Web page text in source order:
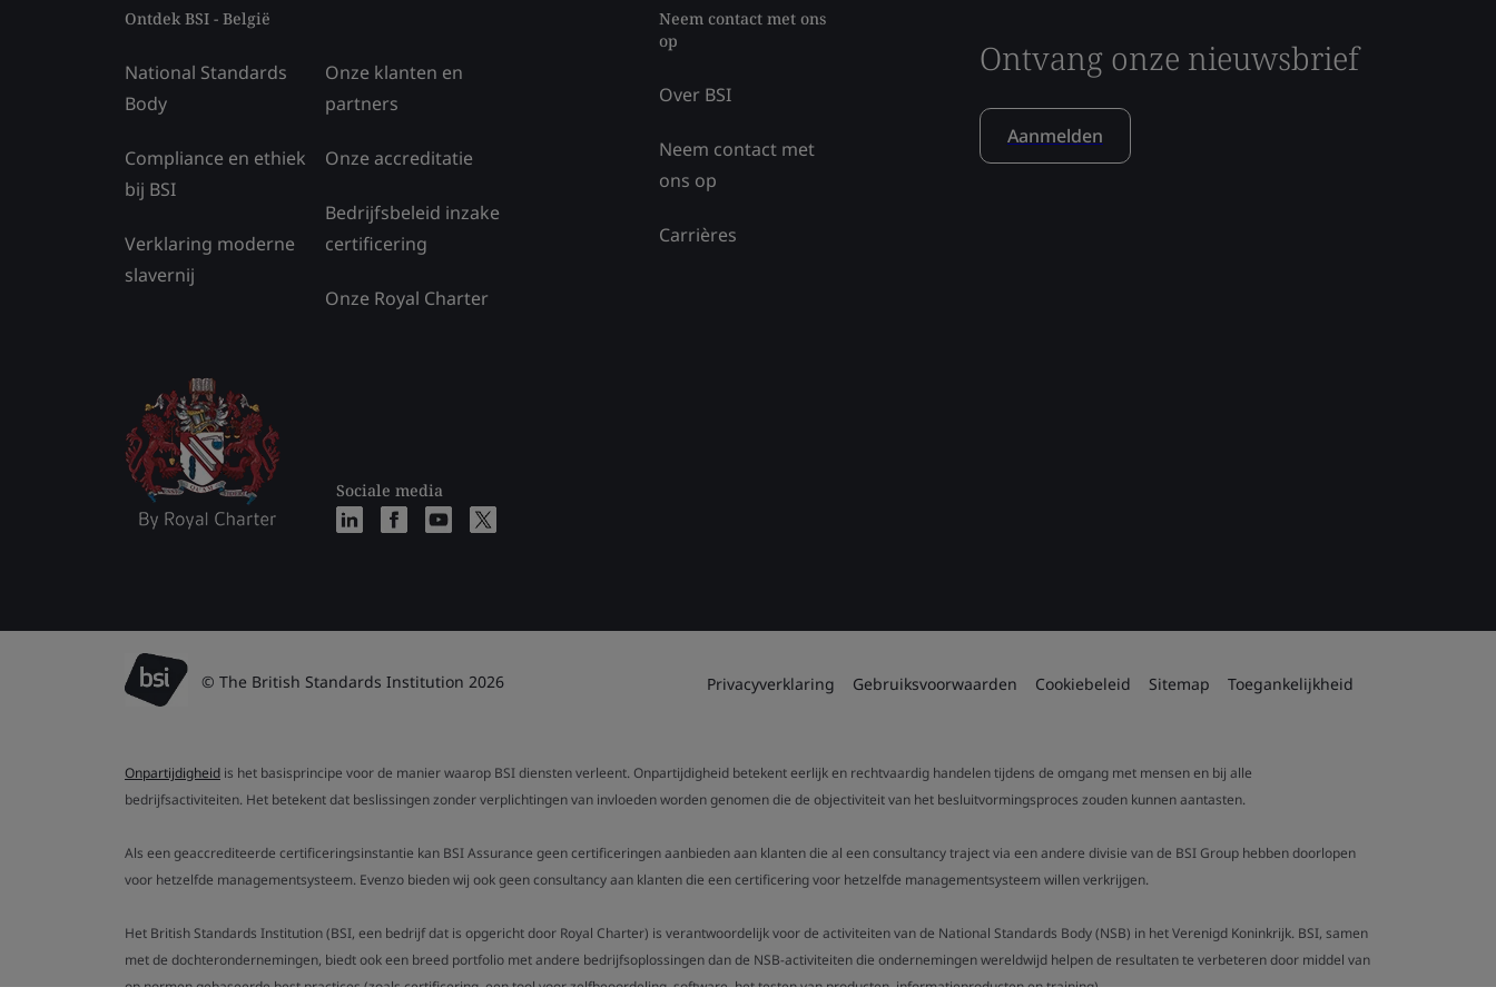
Ontdek BSI - België
National Standards
Body
Compliance en ethiek
bij BSI
Verklaring moderne
slavernij
Onze klanten en
partners
Onze accreditatie
Bedrijfsbeleid inzake
certificering
Onze Royal Charter
Sociale media
Neem contact met ons
op
Over BSI
Neem contact met
ons op
Carrières
Ontvang onze nieuwsbrief
Aanmelden
© The British Standards Institution 2026 Privacyverklaring Gebruiksvoorwaarden Cookiebeleid Sitemap Toegankelijkheid
Onpartijdigheid is het basisprincipe voor de manier waarop BSI diensten verleent. Onpartijdigheid betekent eerlijk en rechtvaardig handelen tijdens de omgang met mensen en bij alle
bedrijfsactiviteiten. Het betekent dat beslissingen zonder verplichtingen van invloeden worden genomen die de objectiviteit van het besluitvormingsproces zouden kunnen aantasten.
Als een geaccrediteerde certificeringsinstantie kan BSI Assurance geen certificeringen aanbieden aan klanten die al een consultancy traject via een andere divisie van de BSI Group hebben doorlopen
voor hetzelfde managementsysteem. Evenzo bieden wij ook geen consultancy aan klanten die een certificering voor hetzelfde managementsysteem willen verkrijgen.
Het British Standards Institution (BSI, een bedrijf dat is opgericht door Royal Charter) is verantwoordelijk voor de activiteiten van de National Standards Body (NSB) in het Verenigd Koninkrijk. BSI, samen
met de dochterondernemingen, biedt ook een breed portfolio met andere bedrijfsoplossingen dan de NSB-activiteiten die ondernemingen wereldwijd helpen de resultaten te verbeteren door middel van
op normen gebaseerde best practices (zoals certificering, een tool voor zelfbeoordeling, software, het testen van producten, informatieproducten en training).